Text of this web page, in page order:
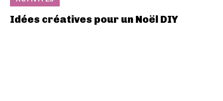
Idées créatives pour un Noël DIY